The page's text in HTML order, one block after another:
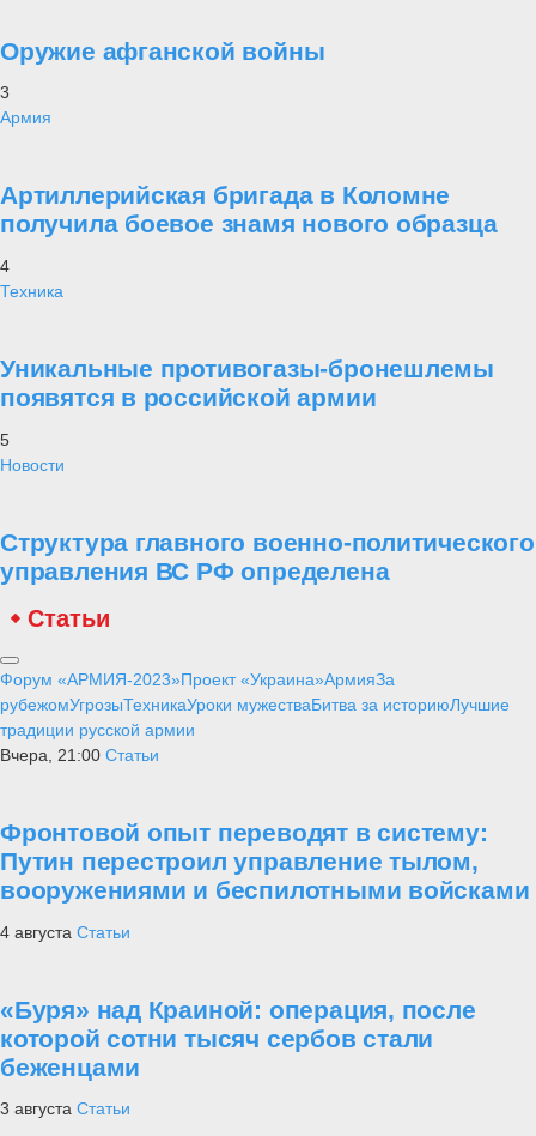
Оружие афганской войны
3
Армия
Артиллерийская бригада в Коломне
получила боевое знамя нового образца
4
Техника
Уникальные противогазы-бронешлемы
появятся в российской армии
5
Новости
Структура главного военно-политического
управления ВС РФ определена
Статьи
Форум «АРМИЯ-2023»Проект «Украина»АрмияЗа
рубежомУгрозыТехникаУроки мужестваБитва за историюЛучшие
традиции русской армии
Вчера, 21:00 Статьи
Фронтовой опыт переводят в систему:
Путин перестроил управление тылом,
вооружениями и беспилотными войсками
4 августа Статьи
«Буря» над Краиной: операция, после
которой сотни тысяч сербов стали
беженцами
3 августа Статьи